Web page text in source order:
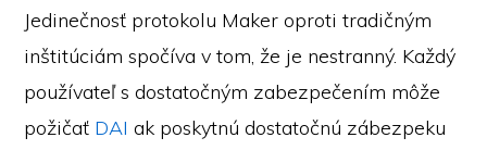
Jedinečnosť protokolu Maker oproti tradičným
inštitúciám spočíva v tom, že je nestranný. Každý
používateľ s dostatočným zabezpečením môže
požičať DAI ak poskytnú dostatočnú zábezpeku